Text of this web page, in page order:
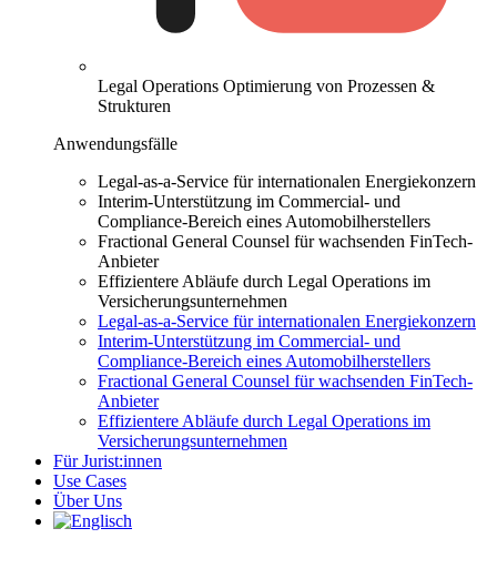
Legal Operations Optimierung von Prozessen &
Strukturen
Anwendungsfälle
Legal-as-a-Service für internationalen Energiekonzern
Interim-Unterstützung im Commercial- und
Compliance-Bereich eines Automobilherstellers
Fractional General Counsel für wachsenden FinTech-
Anbieter
Effizientere Abläufe durch Legal Operations im
Versicherungsunternehmen
Legal-as-a-Service für internationalen Energiekonzern
Interim-Unterstützung im Commercial- und
Compliance-Bereich eines Automobilherstellers
Fractional General Counsel für wachsenden FinTech-
Anbieter
Effizientere Abläufe durch Legal Operations im
Versicherungsunternehmen
Für Jurist:innen
Use Cases
Über Uns